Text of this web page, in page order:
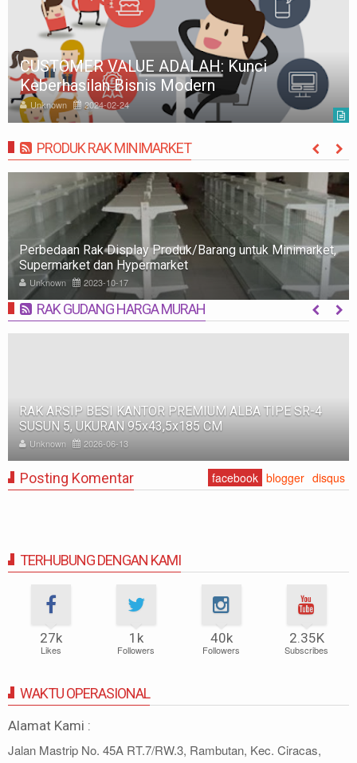
ADALAH: Kunci
Modern
MARKET VALUE
Kapitalisasi Pasar
Strategis
Unknown 2024-02-24
PRODUK RAK MINIMARKET MORE
Rak Minimarket: Pengertian, Jenis, Fungsi, dan Tips
Memilih
Unknown 2023-10-09
RAK GUDANG HARGA MURAH MORE
RAK BESI SUSUN GUDANG PABRIK MEDIUM DUTY ZA-
500, WARNA FULL BIRU, UKURAN 150x100x200 CM
Unknown 2025-11-12
Posting Komentar facebook blogger disqus
TERHUBUNG DENGAN KAMI
27k
Likes
1k
Followers
40k
Followers
2.35K
Subscribes
WAKTU OPERASIONAL
Alamat Kami :
Jalan Mastrip No. 45A RT.7/RW.3, Rambutan, Kec. Ciracas,